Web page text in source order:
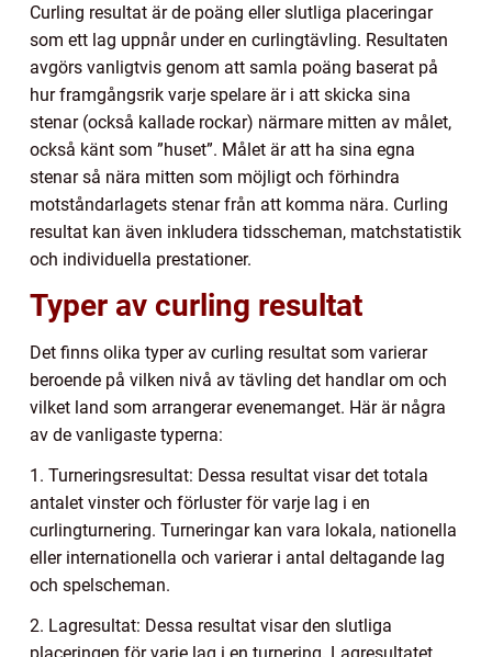
Curling resultat är de poäng eller slutliga placeringar
som ett lag uppnår under en curlingtävling. Resultaten
avgörs vanligtvis genom att samla poäng baserat på
hur framgångsrik varje spelare är i att skicka sina
stenar (också kallade rockar) närmare mitten av målet,
också känt som ”huset”. Målet är att ha sina egna
stenar så nära mitten som möjligt och förhindra
motståndarlagets stenar från att komma nära. Curling
resultat kan även inkludera tidsscheman, matchstatistik
och individuella prestationer.
Typer av curling resultat
Det finns olika typer av curling resultat som varierar
beroende på vilken nivå av tävling det handlar om och
vilket land som arrangerar evenemanget. Här är några
av de vanligaste typerna:
1. Turneringsresultat: Dessa resultat visar det totala
antalet vinster och förluster för varje lag i en
curlingturnering. Turneringar kan vara lokala, nationella
eller internationella och varierar i antal deltagande lag
och spelscheman.
2. Lagresultat: Dessa resultat visar den slutliga